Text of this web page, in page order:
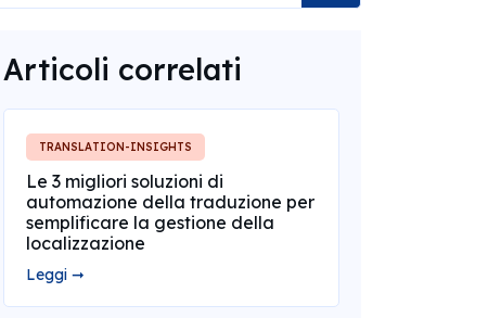
Articoli correlati
TRANSLATION-INSIGHTS
Le 3 migliori soluzioni di
automazione della traduzione per
semplificare la gestione della
localizzazione
Leggi ➞